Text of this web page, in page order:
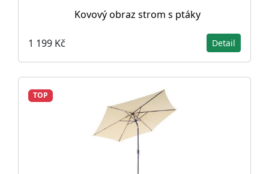
Kovový obraz strom s ptáky
1 199 Kč Detail
TOP